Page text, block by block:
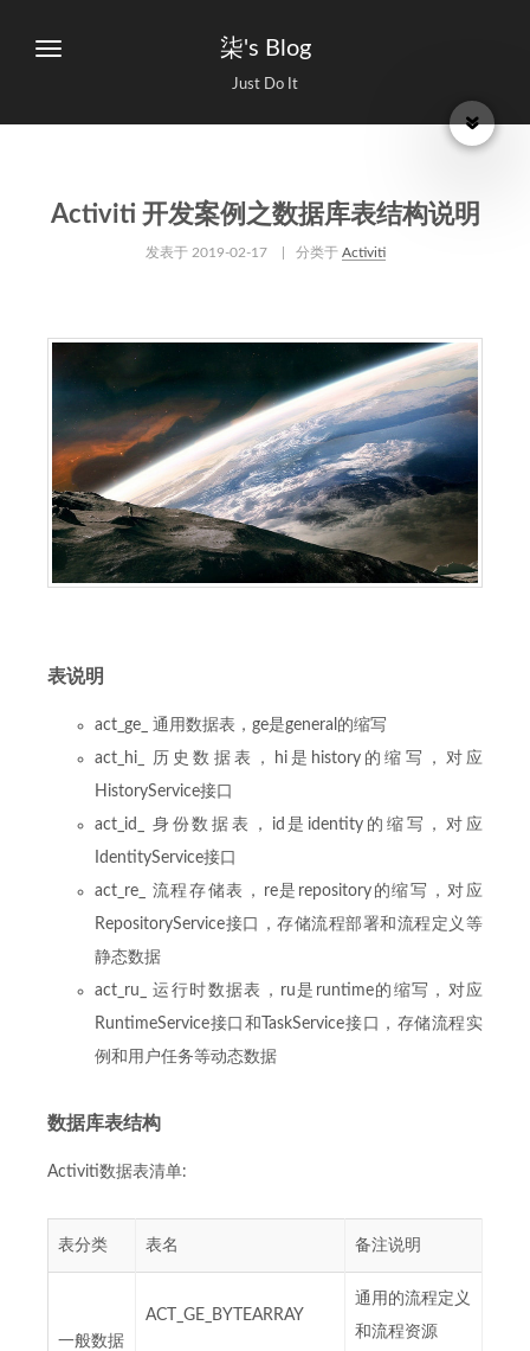
柒's Blog
Just Do It
Activiti 开发案例之数据库表结构说明
发表于 2019-02-17 | 分类于 Activiti
表说明
act_ge_ 通用数据表，ge是general的缩写
act_hi_ 历史数据表，hi是history的缩写，对应
HistoryService接口
act_id_ 身份数据表，id是identity的缩写，对应
IdentityService接口
act_re_ 流程存储表，re是repository的缩写，对应
RepositoryService接口，存储流程部署和流程定义等
静态数据
act_ru_ 运行时数据表，ru是runtime的缩写，对应
RuntimeService接口和TaskService接口，存储流程实
例和用户任务等动态数据
数据库表结构
Activiti数据表清单:
表分类 表名 备注说明
一般数据
ACT_GE_BYTEARRAY
通用的流程定义
和流程资源